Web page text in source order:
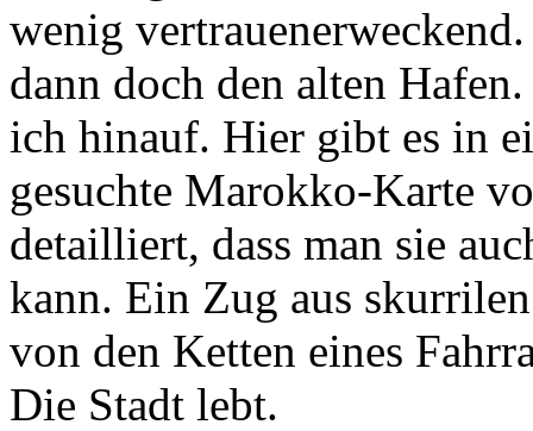
wenig
dann doch den alten
ich hinauf. Hier gibt es in
gesuchte Marokko-Karte
detailliert, dass man sie
kann. Ein Zug aus
von den Ketten eines
Die Stadt lebt.